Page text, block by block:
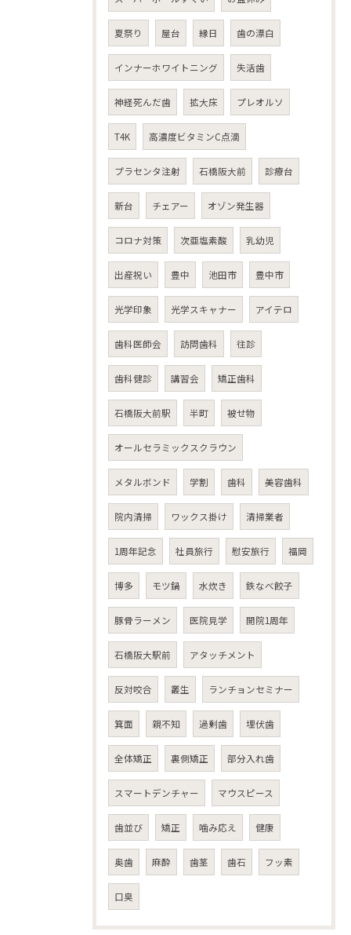
夏祭り 屋台 縁日 歯の漂白
インナーホワイトニング 失活歯
神経死んだ歯 拡大床 プレオルソ
T4K 高濃度ビタミンC点滴
プラセンタ注射 石橋阪大前 診療台
新台 チェアー オゾン発生器
コロナ対策 次亜塩素酸 乳幼児
出産祝い 豊中 池田市 豊中市
光学印象 光学スキャナー アイテロ
歯科医師会 訪問歯科 往診
歯科健診 講習会 矯正歯科
石橋阪大前駅 半町 被せ物
オールセラミックスクラウン
メタルボンド 学割 歯科 美容歯科
院内清掃 ワックス掛け 清掃業者
1周年記念 社員旅行 慰安旅行 福岡
博多 モツ鍋 水炊き 鉄なべ餃子
豚骨ラーメン 医院見学 開院1周年
石橋阪大駅前 アタッチメント
反対咬合 叢生 ランチョンセミナー
箕面 親不知 過剰歯 埋伏歯
全体矯正 裏側矯正 部分入れ歯
スマートデンチャー マウスピース
歯並び 矯正 噛み応え 健康
奥歯 麻酔 歯茎 歯石 フッ素
口臭